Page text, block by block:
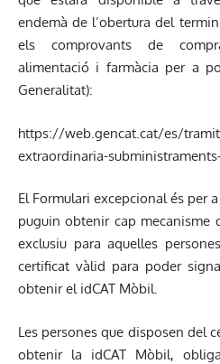
endemà de l’obertura del
els comprovants de
alimentació i farmàcia per a
Generalitat):
https://web.gencat.cat/es/
extraordinaria-
El Formulari excepcional és per
puguin obtenir cap mecanisme
exclusiu para aquelles
certificat vàlid para poder
obtenir el idCAT Mòbil.
Les persones que disposen del
obtenir la idCAT Mòbil,